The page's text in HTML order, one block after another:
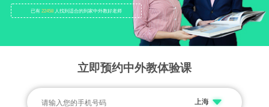
已有 22458 人找到适合的到家中外教好老师
立即预约中外教体验课
上海